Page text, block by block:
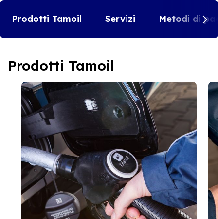
Prodotti Tamoil Servizi Metodi di
Prodotti Tamoil